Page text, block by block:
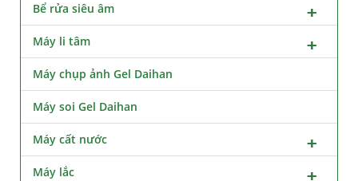
Bể rửa siêu âm
Máy li tâm
Máy chụp ảnh Gel Daihan
Máy soi Gel Daihan
Máy cất nước
Máy lắc